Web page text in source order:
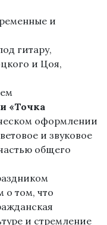
и
гитару,
и Цоя,
«Точка
оформлении
и звуковое
общего
о том, что
и стремление